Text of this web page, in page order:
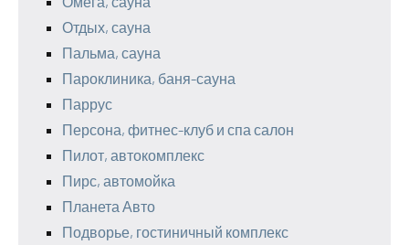
Отдых, сауна
Пальма, сауна
Пароклиника, баня-сауна
Паррус
Персона, фитнес-клуб и спа салон
Пилот, автокомплекс
Пирс, автомойка
Планета Авто
Подворье, гостиничный комплекс